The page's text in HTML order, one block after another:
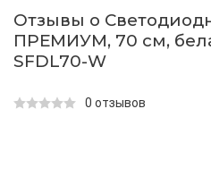
Отзывы о
ПРЕМИУМ, 70 см,
SFDL70-W
0 отзывов